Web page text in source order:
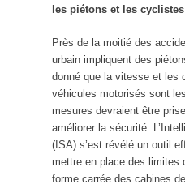
les piétons et les cyclistes
Près de la moitié des
urbain impliquent des
donné que la vitesse et les
véhicules motorisés sont
mesures devraient être
améliorer la sécurité.
(ISA) s’est révélé un outil
mettre en place des limites
forme carrée des cabines